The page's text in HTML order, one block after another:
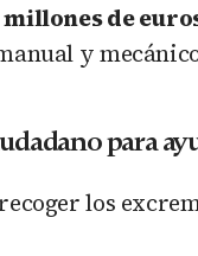
millones de
y
para
los